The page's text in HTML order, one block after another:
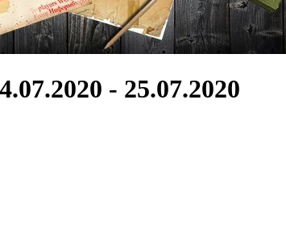
- 25.07.2020